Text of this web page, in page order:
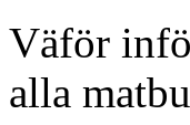
Väför
alla